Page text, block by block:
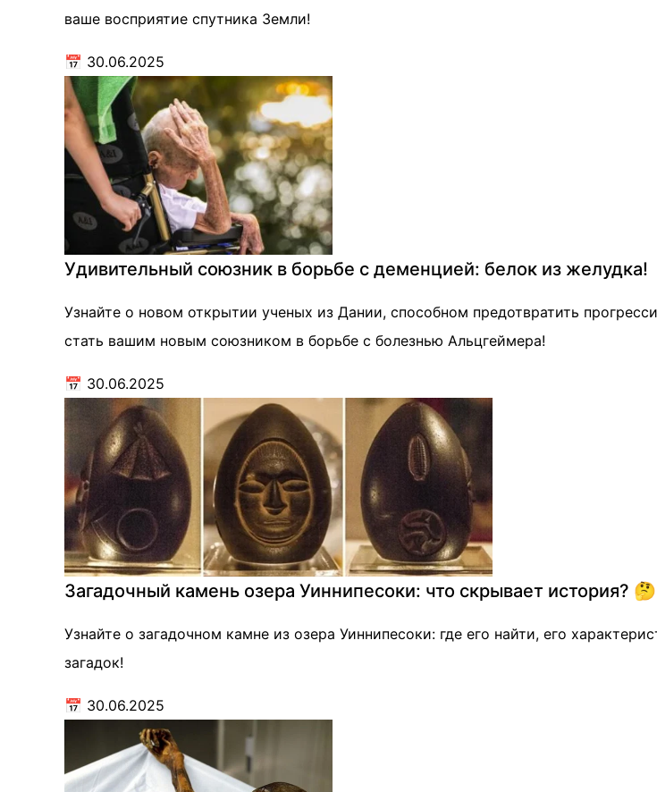
ваше восприятие спутника Земли!
📅 30.06.2025
Удивительный союзник в борьбе с деменцией: белок из желудка!
Узнайте о новом открытии ученых из Дании, способном предотвратить
стать вашим новым союзником в борьбе с болезнью Альцгеймера!
📅 30.06.2025
Загадочный камень озера Уиннипесоки: что скрывает история?
Узнайте о загадочном камне из озера Уиннипесоки: где его найти, его
загадок!
📅 30.06.2025